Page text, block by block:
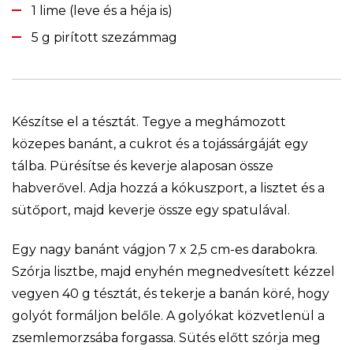
1 lime (leve és a héja is)
5 g pirított szezámmag
Készítse el a tésztát. Tegye a meghámozott
közepes banánt, a cukrot és a tojássárgáját egy
tálba. Pürésítse és keverje alaposan össze
habverővel. Adja hozzá a kókuszport, a lisztet és a
sütőport, majd keverje össze egy spatulával.
Egy nagy banánt vágjon 7 x 2,5 cm-es darabokra.
Szórja lisztbe, majd enyhén megnedvesített kézzel
vegyen 40 g tésztát, és tekerje a banán köré, hogy
golyót formáljon belőle. A golyókat közvetlenül a
zsemlemorzsába forgassa. Sütés előtt szórja meg